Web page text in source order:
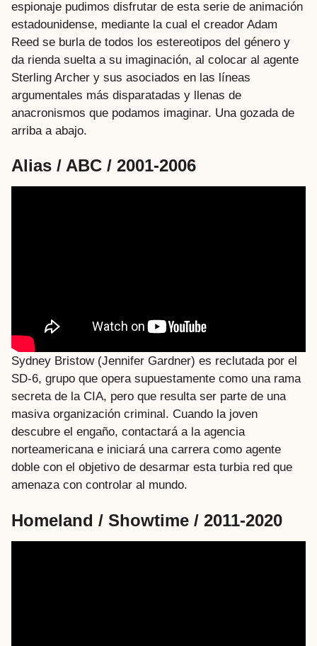
espionaje pudimos disfrutar de esta serie de animación
estadounidense, mediante la cual el creador Adam
Reed se burla de todos los estereotipos del género y
da rienda suelta a su imaginación, al colocar al agente
Sterling Archer y sus asociados en las líneas
argumentales más disparatadas y llenas de
anacronismos que podamos imaginar. Una gozada de
arriba a abajo.
Alias / ABC / 2001-2006
Sydney Bristow (Jennifer Gardner) es reclutada por el
SD-6, grupo que opera supuestamente como una rama
secreta de la CIA, pero que resulta ser parte de una
masiva organización criminal. Cuando la joven
descubre el engaño, contactará a la agencia
norteamericana e iniciará una carrera como agente
doble con el objetivo de desarmar esta turbia red que
amenaza con controlar al mundo.
Homeland / Showtime / 2011-2020